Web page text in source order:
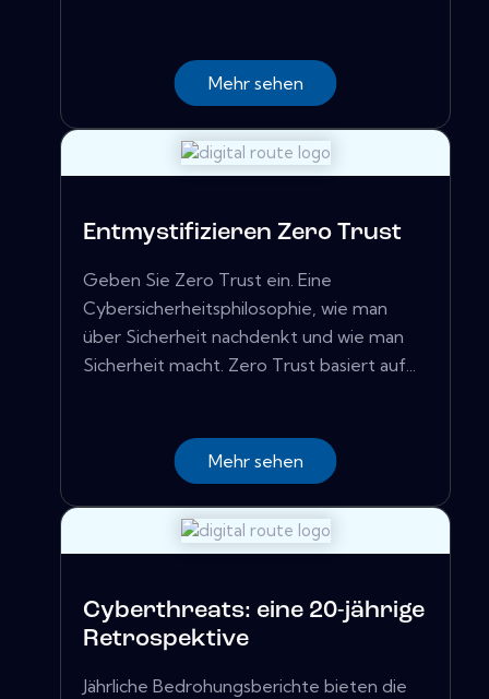
Mehr sehen
Entmystifizieren Zero Trust
Geben Sie Zero Trust ein. Eine
Cybersicherheitsphilosophie, wie man
über Sicherheit nachdenkt und wie man
Sicherheit macht. Zero Trust basiert auf...
Mehr sehen
Cyberthreats: eine 20-jährige
Retrospektive
Jährliche Bedrohungsberichte bieten die